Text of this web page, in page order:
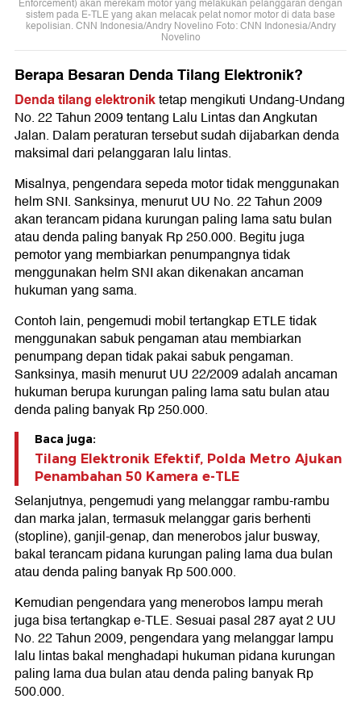
Enforcement) akan merekam motor yang melakukan pelanggaran dengan
sistem pada E-TLE yang akan melacak pelat nomor motor di data base
kepolisian. CNN Indonesia/Andry Novelino Foto: CNN Indonesia/Andry
Novelino
Berapa Besaran Denda Tilang Elektronik?
Denda tilang elektroniktetap mengikuti Undang-Undang
No. 22 Tahun 2009 tentang Lalu Lintas dan Angkutan
Jalan. Dalam peraturan tersebut sudah dijabarkan denda
maksimal dari pelanggaran lalu lintas.
Misalnya, pengendara sepeda motor tidak menggunakan
helm SNI. Sanksinya, menurut UU No. 22 Tahun 2009
akan terancam pidana kurungan paling lama satu bulan
atau denda paling banyak Rp 250.000. Begitu juga
pemotor yang membiarkan penumpangnya tidak
menggunakan helm SNI akan dikenakan ancaman
hukuman yang sama.
Contoh lain, pengemudi mobil tertangkap ETLE tidak
menggunakan sabuk pengaman atau membiarkan
penumpang depan tidak pakai sabuk pengaman.
Sanksinya, masih menurut UU 22/2009 adalah ancaman
hukuman berupa kurungan paling lama satu bulan atau
denda paling banyak Rp 250.000.
Baca juga:
Tilang Elektronik Efektif, Polda Metro Ajukan
Penambahan 50 Kamera e-TLE
Selanjutnya, pengemudi yang melanggar rambu-rambu
dan marka jalan, termasuk melanggar garis berhenti
(stopline), ganjil-genap, dan menerobos jalur busway,
bakal terancam pidana kurungan paling lama dua bulan
atau denda paling banyak Rp 500.000.
Kemudian pengendara yang menerobos lampu merah
juga bisa tertangkap e-TLE. Sesuai pasal 287 ayat 2 UU
No. 22 Tahun 2009, pengendara yang melanggar lampu
lalu lintas bakal menghadapi hukuman pidana kurungan
paling lama dua bulan atau denda paling banyak Rp
500.000.